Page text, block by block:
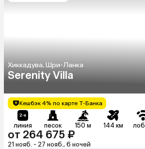
Хиккадува, Шри-Ланка
Serenity Villa
Кешбэк 4% по карте Т-Банка
линия песок 150 м 144 км
от 264 675 ₽
21 нояб. - 27 нояб., 6 ночей